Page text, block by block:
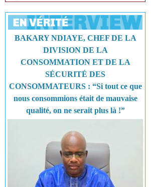
BAKARY NDIAYE, CHEF DE LA
DIVISION DE LA
CONSOMMATION ET DE LA
SÉCURITÉ DES
CONSOMMATEURS : “Si tout ce que
nous consommions était de mauvaise
qualité, on ne serait plus là !”